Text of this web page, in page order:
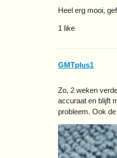
Heel erg mooi,
1 like
GMTplus1
Zo, 2 weken
accuraat en blijft
probleem. Ook